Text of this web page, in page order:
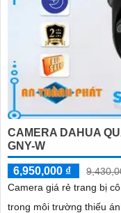
CAMERA DAHUA
GNY-W
6,950,000 ₫
Camera giá rẻ trang bị
trong môi trường thiếu ánh sáng IP